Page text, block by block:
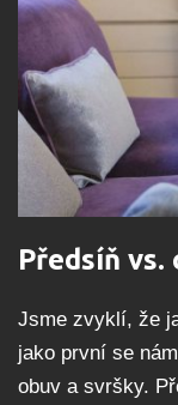
Předsíň vs.
Jsme zvyklí, že
jako první se
obuv a svršky.